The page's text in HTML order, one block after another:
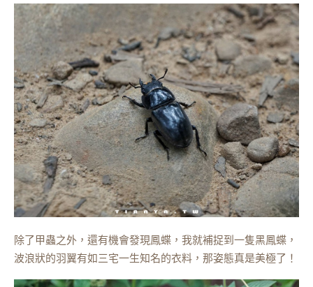
除了甲蟲之外，還有機會發現鳳蝶，我就補捉到一隻黑鳳蝶，
波浪狀的羽翼有如三宅一生知名的衣料，那姿態真是美極了！